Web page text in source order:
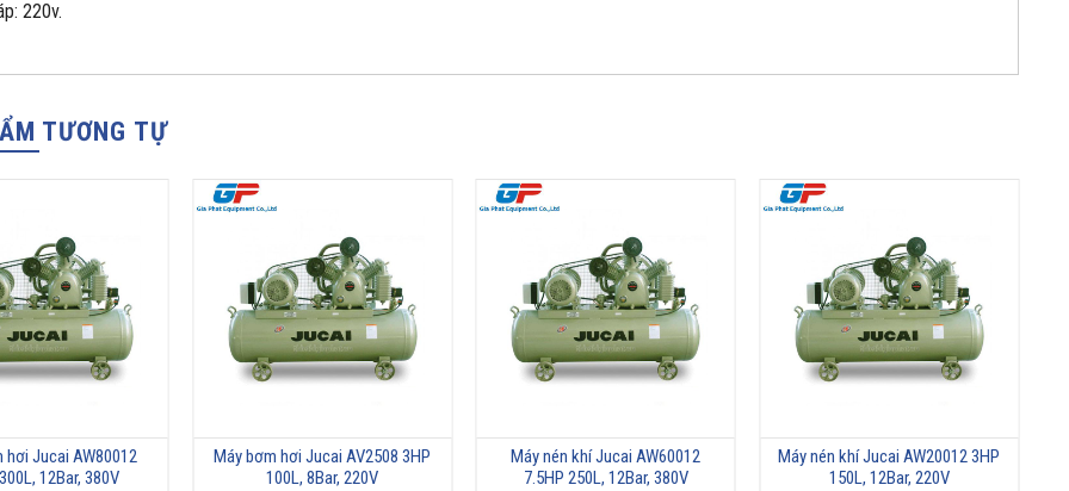
220v.
TƯƠNG TỰ
hơi Jucai AW80012
12Bar, 380V
Máy bơm hơi Jucai AV2508 3HP
100L, 8Bar, 220V
Máy nén khí Jucai AW60012
7.5HP 250L, 12Bar, 380V
Máy nén khí Jucai AW20012 3HP
150L, 12Bar, 220V